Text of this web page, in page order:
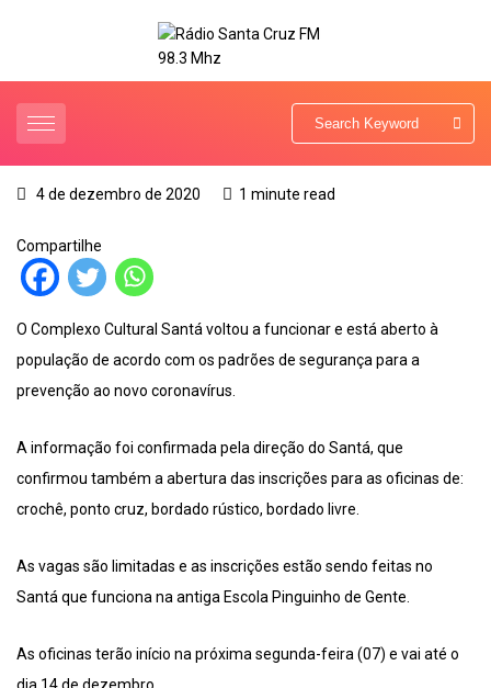
4 de dezembro de 2020 1 minute read
Compartilhe
O Complexo Cultural Santá voltou a funcionar e está aberto à
população de acordo com os padrões de segurança para a
prevenção ao novo coronavírus.
A informação foi confirmada pela direção do Santá, que
confirmou também a abertura das inscrições para as oficinas de:
crochê, ponto cruz, bordado rústico, bordado livre.
As vagas são limitadas e as inscrições estão sendo feitas no
Santá que funciona na antiga Escola Pinguinho de Gente.
As oficinas terão início na próxima segunda-feira (07) e vai até o